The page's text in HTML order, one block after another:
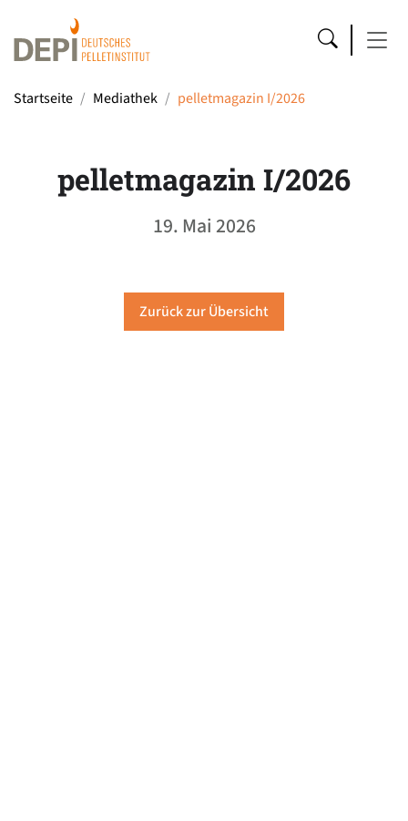
Startseite Mediathek pelletmagazin I/2026
pelletmagazin I/2026
19. Mai 2026
Zurück zur Übersicht